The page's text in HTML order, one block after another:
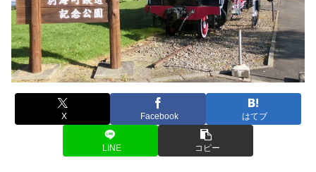
X Facebook はてブ
LINE コピー